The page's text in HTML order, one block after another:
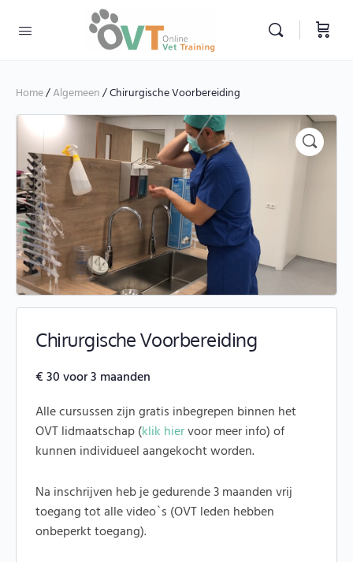
Home/Algemeen/ Chirurgische Voorbereiding
Chirurgische Voorbereiding
€30voor 3 maanden
Alle cursussen zijn gratis inbegrepen binnen het
OVT lidmaatschap (klik hiervoor meer info) of
kunnen individueel aangekocht worden.
Na inschrijven heb je gedurende 3 maanden vrij
toegang tot alle video`s (OVT leden hebben
onbeperkt toegang).